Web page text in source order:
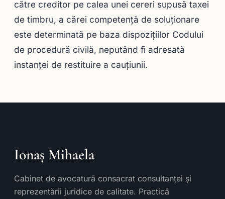
către creditor pe calea unei cereri supusă taxei
de timbru, a cărei competenţă de soluţionare
este determinată pe baza dispoziţiilor Codului
de procedură civilă, neputând fi adresată
instanţei de restituire a cauţiunii.
Ionaș Mihaela
Cabinet de avocatură consacrat consultanței și
reprezentării juridice de calitate. Practică